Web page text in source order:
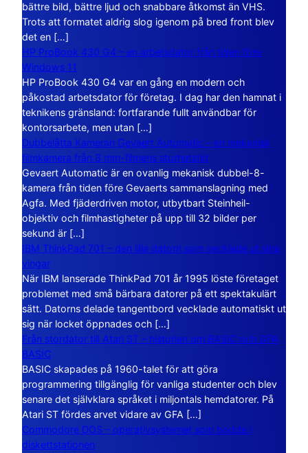
bättre bild, bättre ljud och snabbare åtkomst än VHS.
Trots att formatet aldrig slog igenom på bred front blev
det en […]
HP ProBook 430 G4 – en arbetsdator från tiden före
Windows 11
HP ProBook 430 G4 var en gång en modern och
påkostad arbetsdator för företag. I dag har den hamnat i
teknikens gränsland: fortfarande fullt användbar för
kontorsarbete, men utan […]
Dubbelåtta Kameran Gevaert Automatic – en mekanisk
filmkamera från 8 mm-filmens storhetstid
Gevaert Automatic är en ovanlig mekanisk dubbel-8-
kamera från tiden före Gevaerts sammanslagning med
Agfa. Med fjäderdriven motor, utbytbart Steinheil-
objektiv och filmhastigheter på upp till 32 bilder per
sekund är […]
IBM ThinkPad 701 – den lilla datorn som vecklade ut sina
vingar
När IBM lanserade ThinkPad 701 år 1995 löste företaget
problemet med små bärbara datorer på ett spektakulärt
sätt. Datorns delade tangentbord vecklade automatiskt ut
sig när locket öppnades och […]
Från stordator till Atari ST – historien om BASIC och GFA
BASIC
BASIC skapades på 1960-talet för att göra
programmering tillgänglig för vanliga studenter och blev
senare det självklara språket i miljontals hemdatorer. På
Atari ST fördes arvet vidare av GFA […]
Commodore DOS – operativsystemet som bodde i
diskettstationen